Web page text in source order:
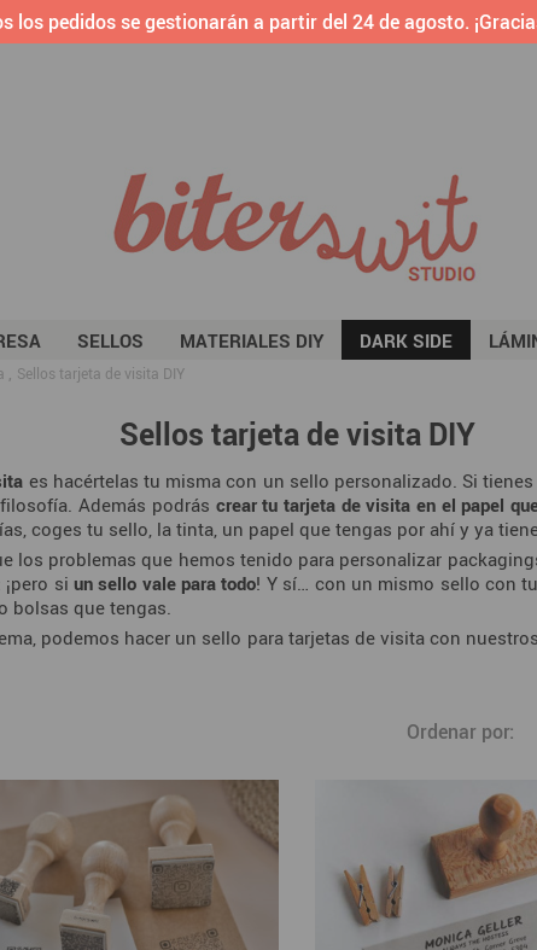
los pedidos se gestionarán a partir del 24 de agosto.
SELLOS MATERIALES DIY DARK SIDE
Sellos tarjeta de visita DIY
Sellos tarjeta de visita DIY
es hacértelas tu misma con un sello personalizado. Si
Además podrás crear tu tarjeta de visita en el papel
coges tu sello, la tinta, un papel que tengas por ahí y ya
los problemas que hemos tenido para personalizar
si un sello vale para todo! Y sí… con un mismo sello con
bolsas que tengas.
podemos hacer un sello para tarjetas de visita con
Ordenar por: